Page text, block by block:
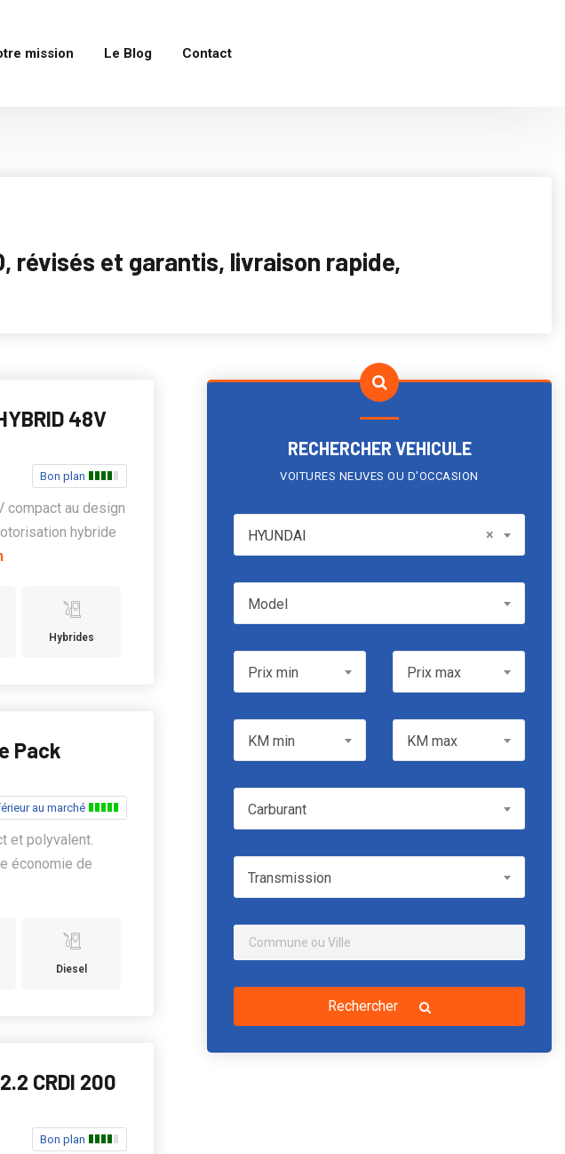
mission Le Blog Contact
révisés et garantis, livraison rapide,
48V
Bon plan
compact au design
hybride
Hybrides
Pack
au marché
et polyvalent.
économie de
Diesel
CRDI 200
Bon plan
RECHERCHER VEHICULE
VOITURES NEUVES OU D'OCCASION
HYUNDAI ×
HYUNDAI
ModelModel
Prix minPrix min Prix maxPrix max
KM min KM max
CarburantCarburant
TransmissionTransmission
Rechercher